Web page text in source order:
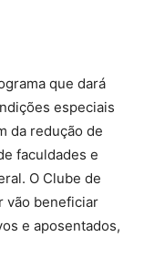
que dará
especiais
da redução de
faculdades e
O Clube de
vão beneficiar
e aposentados,